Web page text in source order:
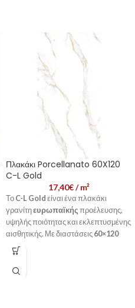
Πλακάκι Porcellanato 60X120
C-L Gold
17,40€/ m²
Το C-L Gold είναι ένα πλακάκι
γρανίτηευρωπαϊκής προέλευσης,
υψηλής ποιότητας και εκλεπτυσμένης
αισθητικής. Με διαστάσεις 60×120
cmκαι λευκό χρώμα, προσδίδει στυλ
και κομψότητα σε κάθε χώρο,
εσωτερικό ή εξωτερικό.